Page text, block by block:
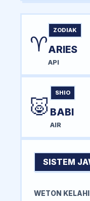
♈
ZODIAK
ARIES
API
🐷
SHIO
BABI
AIR
SISTEM
WETON